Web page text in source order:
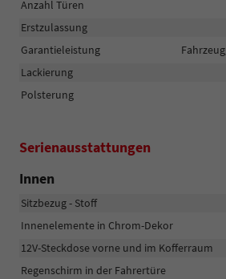
Anzahl Türen
Erstzulassung
Garantieleistung
Lackierung
Polsterung
Serienausstattungen
Innen
Sitzbezug - Stoff
Innenelemente in Chrom-Dekor
12V-Steckdose vorne und im Kofferraum
Regenschirm in der Fahrertüre